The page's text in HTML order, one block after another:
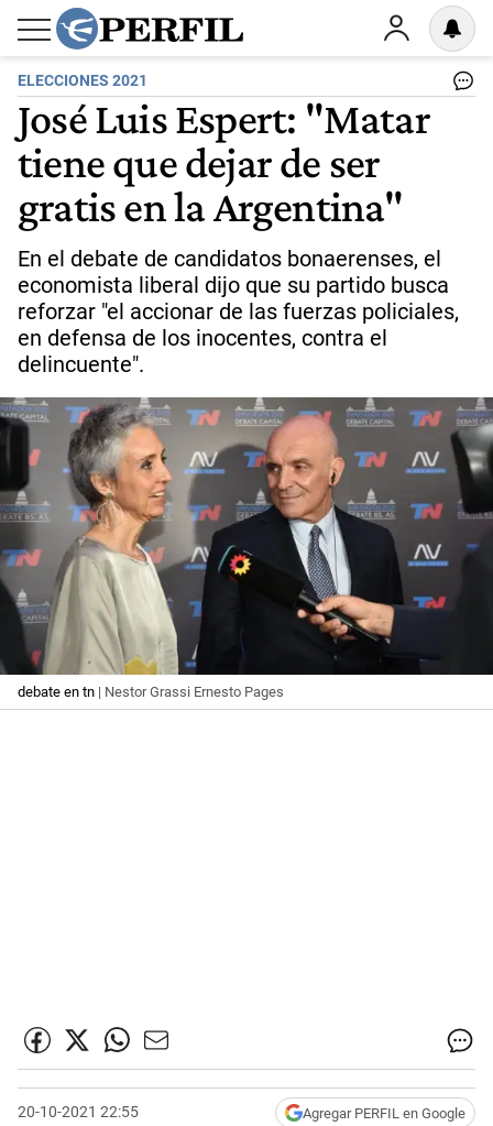
ELECCIONES 2021
José Luis Espert: "Matar
tiene que dejar de ser
gratis en la Argentina"
En el debate de candidatos bonaerenses, el
economista liberal dijo que su partido busca
reforzar "el accionar de las fuerzas policiales,
en defensa de los inocentes, contra el
delincuente".
debate en tn | Nestor Grassi Ernesto Pages
20-10-2021 22:55 Agregar PERFIL en Google